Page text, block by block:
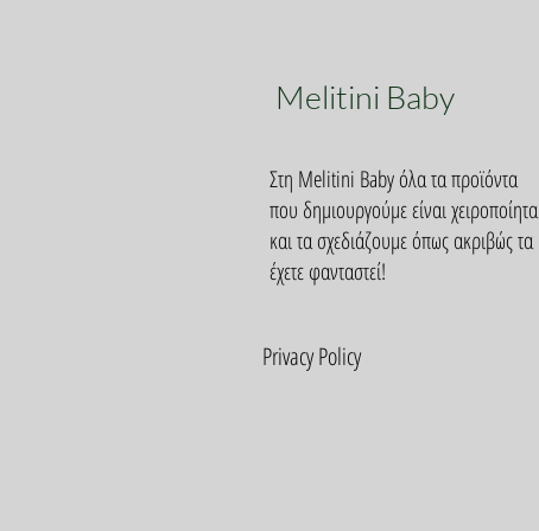
Melitini Baby
Στη Melitini Baby όλα τα προϊόντα
που δημιουργούμε είναι χειροποίητα
και τα σχεδιάζουμε όπως ακριβώς τα
έχετε φανταστεί!
Privacy Policy